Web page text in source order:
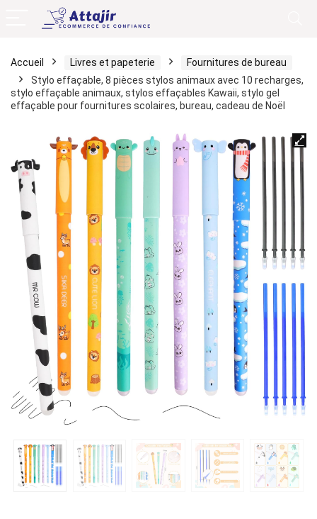
Accueil Livres et papeterie
Fournitures de bureau
Stylo effaçable, 8 pièces stylos animaux avec 10 recharges,
stylo effaçable animaux, stylos effaçables Kawaii, stylo gel
effaçable pour fournitures scolaires, bureau, cadeau de Noël